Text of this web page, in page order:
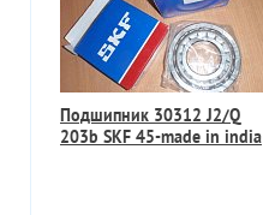
Подшипник 30312 J2/Q
203b SKF 45-made in india